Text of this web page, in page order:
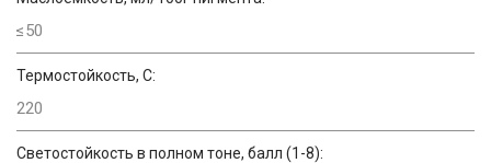
≤50
Термостойкость, С:
220
Светостойкость в полном тоне, балл (1-8):